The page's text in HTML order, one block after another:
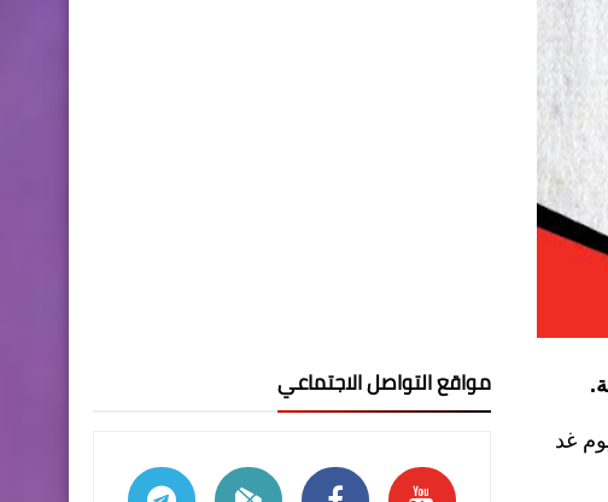
غد
مواقع التواصل الاجتماعي